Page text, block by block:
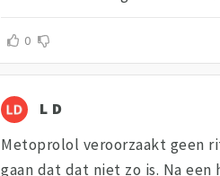
0
L D
Metoprolol veroorzaakt geen
gaan dat dat niet zo is. Na